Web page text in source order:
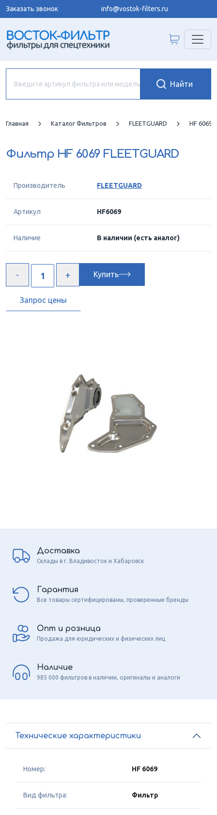
Заказать звонок info@vostok-filters.ru
Главная Каталог Фильтров FLEETGUARD HF 6069
Фильтр HF 6069 FLEETGUARD
Производитель FLEETGUARD
Артикул HF6069
Наличие В наличии (есть аналог)
Купить
Запрос цены
Доставка
Склады в г. Владивосток и Хабаровск
Гарантия
Все товары сертифицированы, проверенные бренды
Опт и розница
Продажа для юридических и физических лиц
Наличие
985 000 фильтров в наличии, оригиналы и аналоги
Технические характеристики
Номер: HF 6069
Вид фильтра: Фильтр